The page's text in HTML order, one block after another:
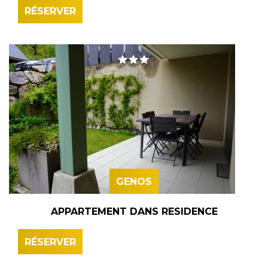
RÉSERVER
GENOS
APPARTEMENT DANS RESIDENCE
RÉSERVER